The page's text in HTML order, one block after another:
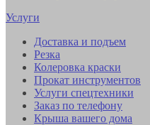
Услуги
Доставка и подъем
Резка
Колеровка краски
Прокат инструментов
Услуги спецтехники
Заказ по телефону
Крыша вашего дома